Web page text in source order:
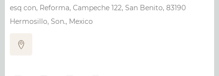
esq con, Reforma, Campeche 122, San Benito, 83190
Hermosillo, Son., Mexico